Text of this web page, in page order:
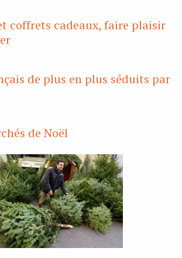
coffrets cadeaux, faire plaisir
de plus en plus séduits par
de Noël